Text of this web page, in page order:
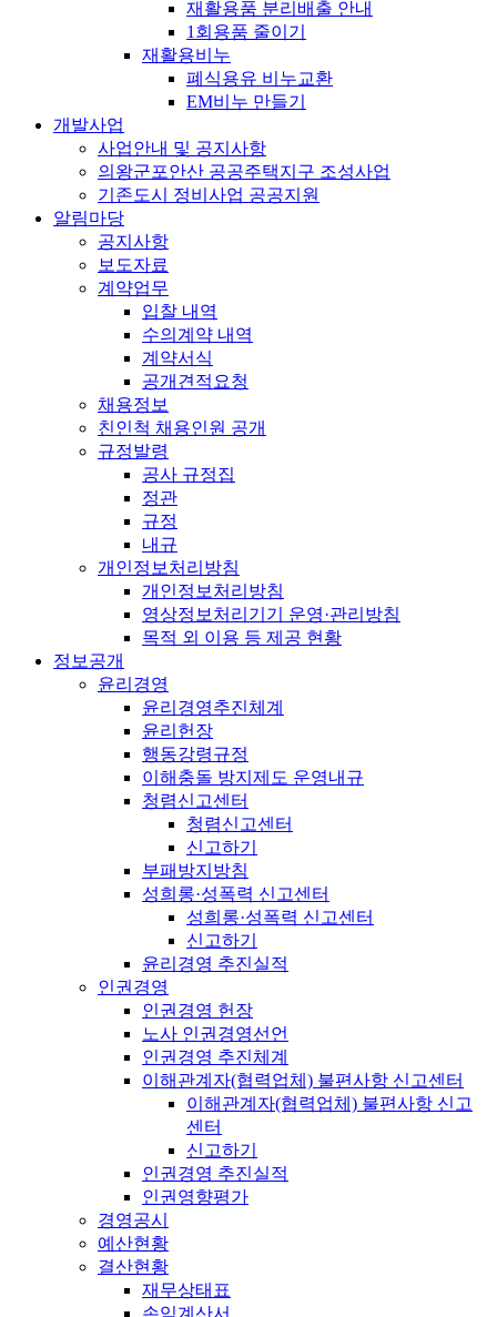
재활용품 분리배출 안내
1회용품 줄이기
재활용비누
폐식용유 비누교환
EM비누 만들기
개발사업
사업안내 및 공지사항
의왕군포안산 공공주택지구 조성사업
기존도시 정비사업 공공지원
알림마당
공지사항
보도자료
계약업무
입찰 내역
수의계약 내역
계약서식
공개견적요청
채용정보
친인척 채용인원 공개
규정발령
공사 규정집
정관
규정
내규
개인정보처리방침
개인정보처리방침
영상정보처리기기 운영·관리방침
목적 외 이용 등 제공 현황
정보공개
윤리경영
윤리경영추진체계
윤리헌장
행동강령규정
이해충돌 방지제도 운영내규
청렴신고센터
청렴신고센터
신고하기
부패방지방침
성희롱·성폭력 신고센터
성희롱·성폭력 신고센터
신고하기
윤리경영 추진실적
인권경영
인권경영 헌장
노사 인권경영선언
인권경영 추진체계
이해관계자(협력업체) 불편사항 신고센터
이해관계자(협력업체) 불편사항 신고
센터
신고하기
인권경영 추진실적
인권영향평가
경영공시
예산현황
결산현황
재무상태표
손익계산서